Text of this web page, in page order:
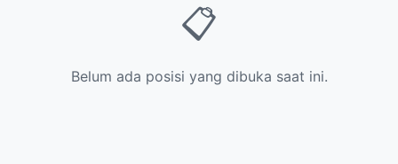
📋
Belum ada posisi yang dibuka saat ini.